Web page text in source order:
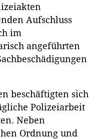
Aufschluss
im
angeführten
beschäftigten sich
Polizeiarbeit
Neben
Ordnung und